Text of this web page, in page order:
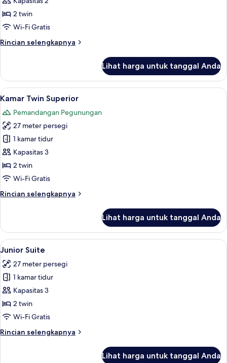
Standar
2 twin
Wi-Fi Gratis
Rincian selengkapnya
Rincian
Kamar
Twin
Standar
Lihat harga untuk tanggal Anda
Lihat
semua
foto
untuk
Kamar
Twin
Superior
Kamar Twin Superior | Seprai
9
Kamar Twin Superior
Pemandangan Pegunungan
27 meter persegi
1 kamar tidur
Kapasitas 3
2 twin
Wi-Fi Gratis
Rincian selengkapnya
Rincian
Kamar
Twin
Superior
Lihat harga untuk tanggal Anda
Lihat
semua
foto
untuk
Junior
Suite
Junior Suite | Seprai antialergi,
7
Junior Suite
27 meter persegi
1 kamar tidur
Kapasitas 3
2 twin
Wi-Fi Gratis
Rincian selengkapnya
Rincian
Lihat harga untuk tanggal Anda